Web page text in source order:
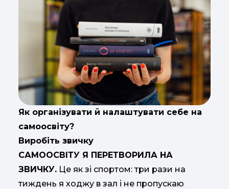
Як організувати й налаштувати себе на
самоосвіту?
Виробіть звичку
САМООСВІТУ Я ПЕРЕТВОРИЛА НА
ЗВИЧКУ. Це як зі спортом: три рази на
тиждень я ходжу в зал і не пропускаю